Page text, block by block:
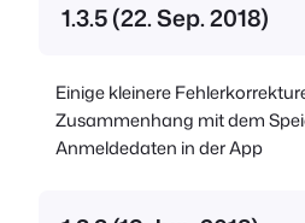
1.3.5 (22. Sep. 2018)
Einige kleinere
Zusammenhang mit dem
Anmeldedaten in der App